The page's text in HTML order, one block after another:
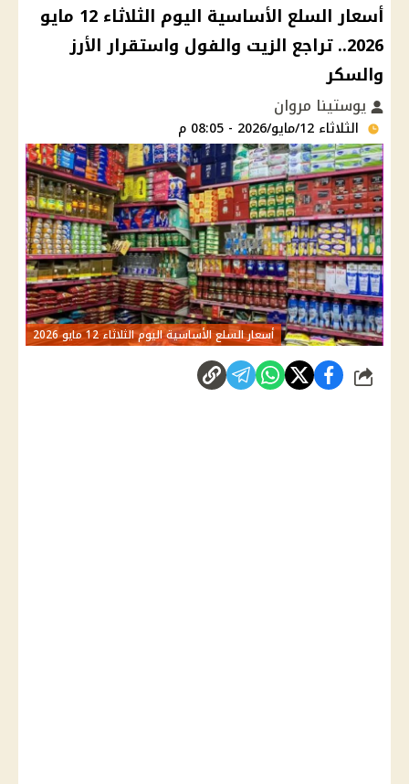
أسعار السلع الأساسية اليوم الثلاثاء 12 مايو
2026.. تراجع الزيت والفول واستقرار الأرز
والسكر
يوستينا مروان
الثلاثاء 12/مايو/2026 - 08:05 م
أسعار السلع الأساسية اليوم الثلاثاء 12 مايو 2026
شارك